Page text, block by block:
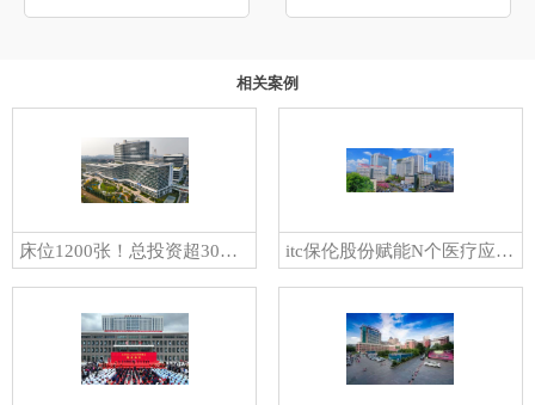
相关案例
床位1200张！总投资超30亿元！itc携手佛山市第二人民医院打造的「智慧医院」正式开启试运行 itc保伦股份赋能N个医疗应用场景，布局未来医疗生态圈，让“医路”更畅通！